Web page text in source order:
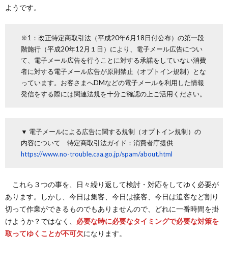
ようです。
※1：改正特定商取引法（平成20年6月18日付公布）の第一段
階施行（平成20年12月１日）により、電子メール広告につい
て、電子メール広告を行うことに対する承諾をしていない消費
者に対する電子メール広告が原則禁止（オプトイン規制）とな
っています。お客さまへDMなどの電子メールを利用した情報
発信をする際には関連法規を十分ご確認の上ご活用ください。
▼ 電子メールによる広告に関する規制（オプトイン規制）の
内容について 特定商取引法ガイド：消費者庁提供
https://www.no-trouble.caa.go.jp/spam/about.html
これら３つの事を、日々繰り返して検討・対応をしてゆく必要が
あります。しかし、今日は集客、今日は接客、今日は追客など割り
切って作業ができるものでもありませんので、どれに一番時間を掛
けようか？ではなく、 必要な時に必要なタイミングで必要な対策を
取ってゆくことが不可欠になります。